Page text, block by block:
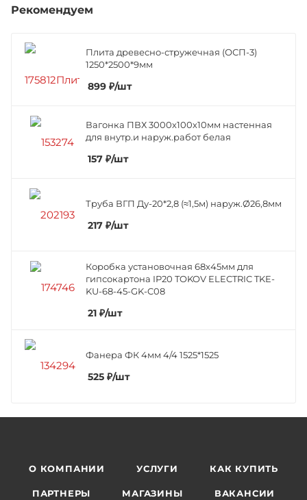
Рекомендуем
Плита древесно-стружечная (ОСП-3)
1250*2500*9мм
899 ₽/шт
Вагонка ПВХ 3000х100х10мм настенная
для внутр.и наруж.работ белая
157 ₽/шт
Труба ВГП Ду-20*2,8 (≈1,5м) наруж.Ø26,8мм
217 ₽/шт
Коробка установочная 68х45мм для
гипсокартона IP20 TOKOV ELECTRIC TKE-
KU-68-45-GK-C08
21 ₽/шт
Фанера ФК 4мм 4/4 1525*1525
525 ₽/шт
О КОМПАНИИ УСЛУГИ КАК КУПИТЬ
ПАРТНЕРЫ МАГАЗИНЫ ВАКАНСИИ